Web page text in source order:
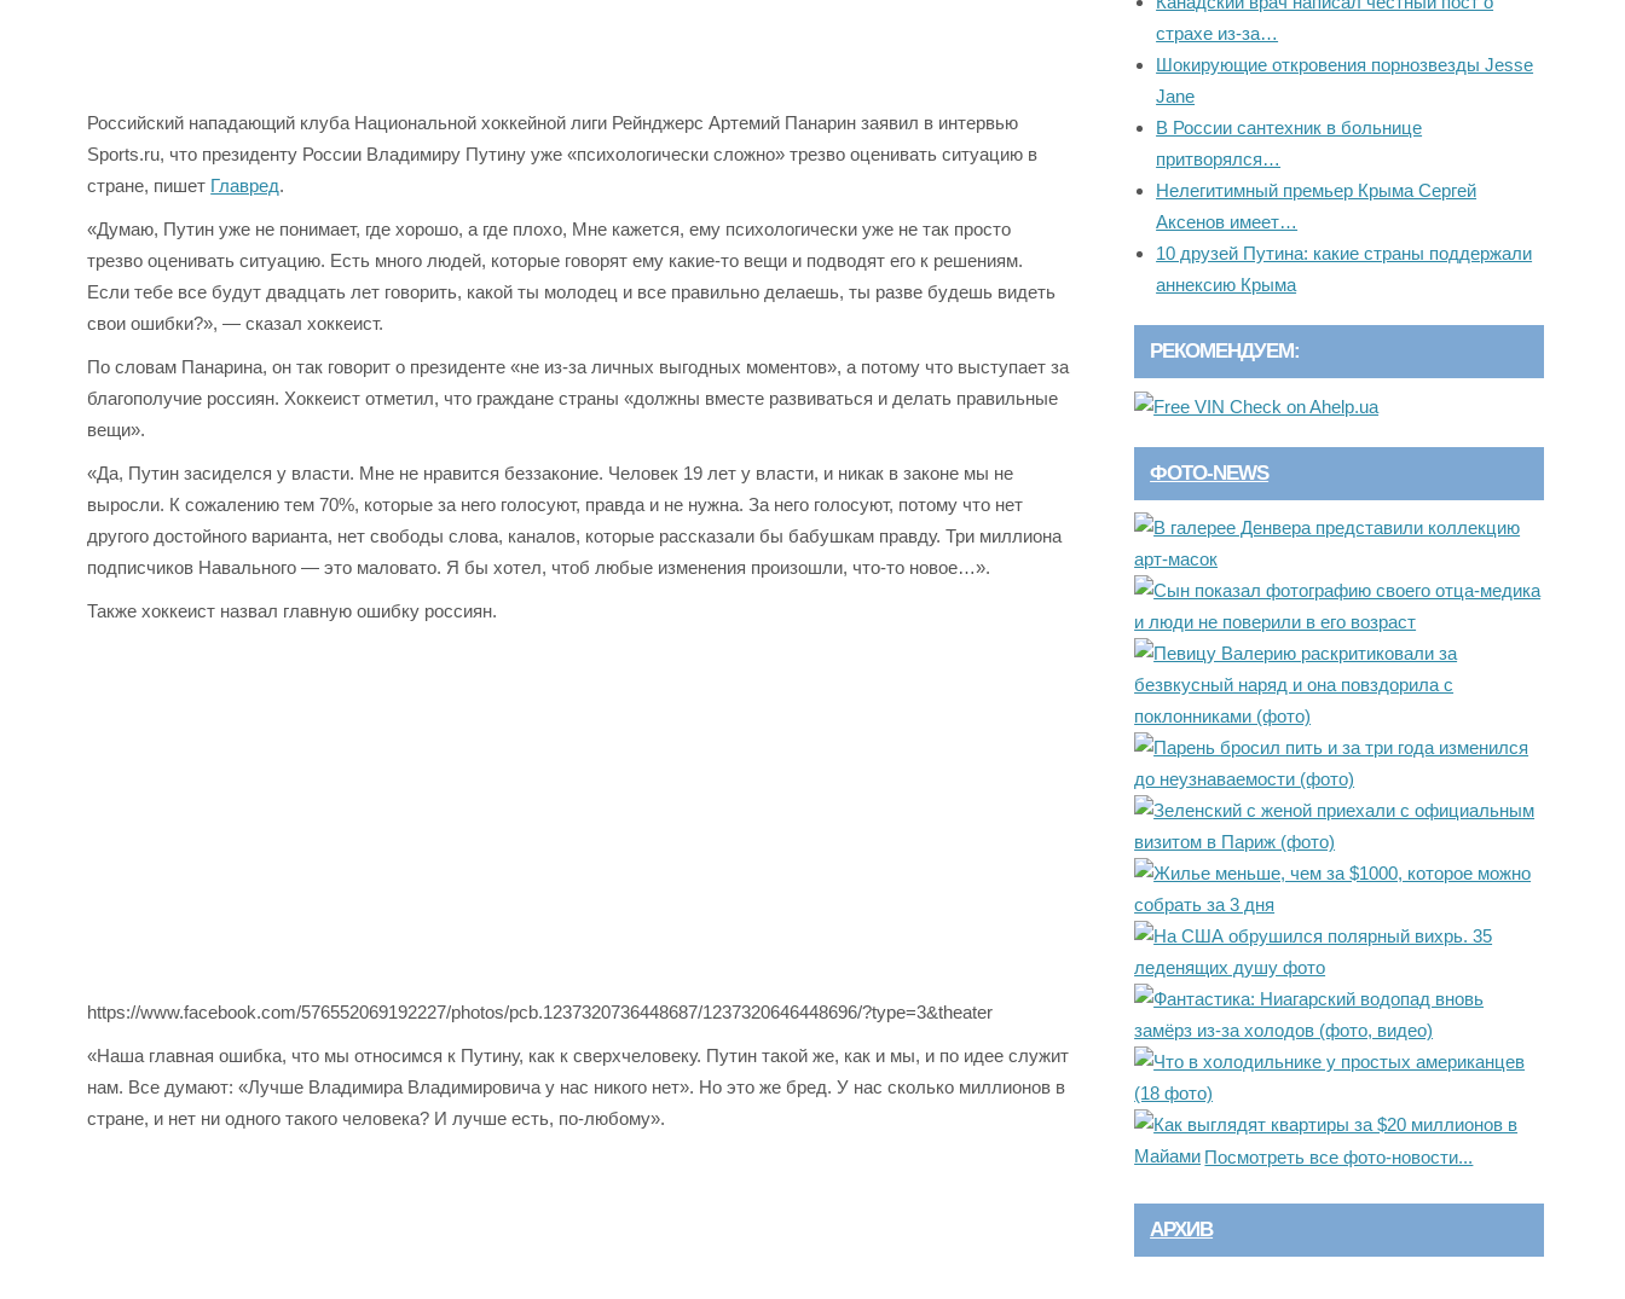
Российский нападающий клуба Национальной хоккейной лиги Рейнджерс Артемий Панарин заявил в интервью
Sports.ru, что президенту России Владимиру Путину уже «психологически сложно» трезво оценивать ситуацию в
стране, пишет Главред.
«Думаю, Путин уже не понимает, где хорошо, а где плохо, Мне кажется, ему психологически уже не так просто
трезво оценивать ситуацию. Есть много людей, которые говорят ему какие-то вещи и подводят его к решениям.
Если тебе все будут двадцать лет говорить, какой ты молодец и все правильно делаешь, ты разве будешь видеть
свои ошибки?», — сказал хоккеист.
По словам Панарина, он так говорит о президенте «не из-за личных выгодных моментов», а потому что выступает за
благополучие россиян. Хоккеист отметил, что граждане страны «должны вместе развиваться и делать правильные
вещи».
«Да, Путин засиделся у власти. Мне не нравится беззаконие. Человек 19 лет у власти, и никак в законе мы не
выросли. К сожалению тем 70%, которые за него голосуют, правда и не нужна. За него голосуют, потому что нет
другого достойного варианта, нет свободы слова, каналов, которые рассказали бы бабушкам правду. Три миллиона
подписчиков Навального — это маловато. Я бы хотел, чтоб любые изменения произошли, что-то новое…».
Также хоккеист назвал главную ошибку россиян.
https://www.facebook.com/576552069192227/photos/pcb.1237320736448687/1237320646448696/?type=3&theater
«Наша главная ошибка, что мы относимся к Путину, как к сверхчеловеку. Путин такой же, как и мы, и по идее служит
нам. Все думают: «Лучше Владимира Владимировича у нас никого нет». Но это же бред. У нас сколько миллионов в
стране, и нет ни одного такого человека? И лучше есть, по-любому».
страхе из-за…
Шокирующие откровения порнозвезды Jesse
Jane
В России сантехник в больнице
притворялся…
Нелегитимный премьер Крыма Сергей
Аксенов имеет…
10 друзей Путина: какие страны поддержали
аннексию Крыма
РЕКОМЕНДУЕМ:
ФОТО-NEWS
Посмотреть все фото-новости...
АРХИВ